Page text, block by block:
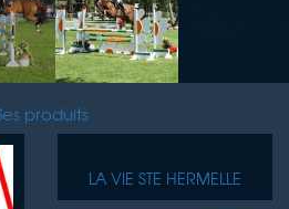
produits
LA VIE STE HERMELLE